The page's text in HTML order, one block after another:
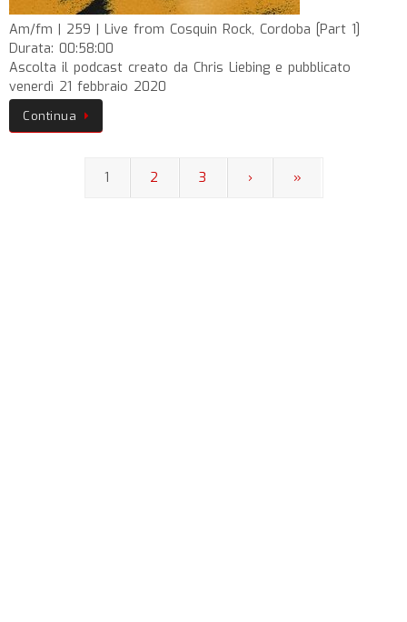
Am/fm | 259 | Live from Cosquin Rock, Cordoba [Part 1]
Durata: 00:58:00
Ascolta il podcast creato da Chris Liebing e pubblicato
venerdì 21 febbraio 2020
Continua
1 2 3 › »